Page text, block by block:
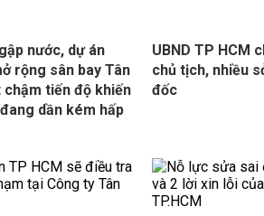
nước, dự án
rộng sân bay Tân
chậm tiến độ khiến
dần kém hấp
UBND TP HCM
chủ tịch, nhiều
đốc